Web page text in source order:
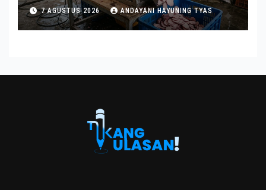
7 AGUSTUS 2026 ANDAYANI HAYUNING TYAS